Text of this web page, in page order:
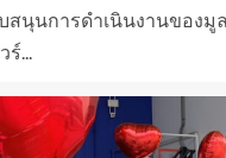
สนุนการดำเนินงานของมู
ร์...